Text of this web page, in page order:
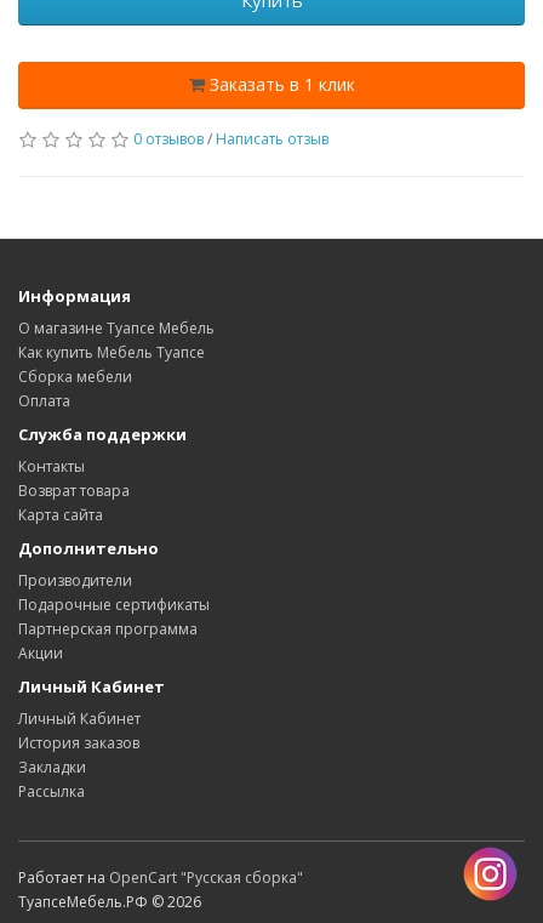
Заказать в 1 клик
0 отзывов/ Написать отзыв
Информация
О магазине Туапсе Мебель
Как купить Мебель Туапсе
Сборка мебели
Оплата
Служба поддержки
Контакты
Возврат товара
Карта сайта
Дополнительно
Производители
Подарочные сертификаты
Партнерская программа
Акции
Личный Кабинет
Личный Кабинет
История заказов
Закладки
Рассылка
Работает на OpenCart "Русская сборка"
ТуапсеМебель.РФ © 2026